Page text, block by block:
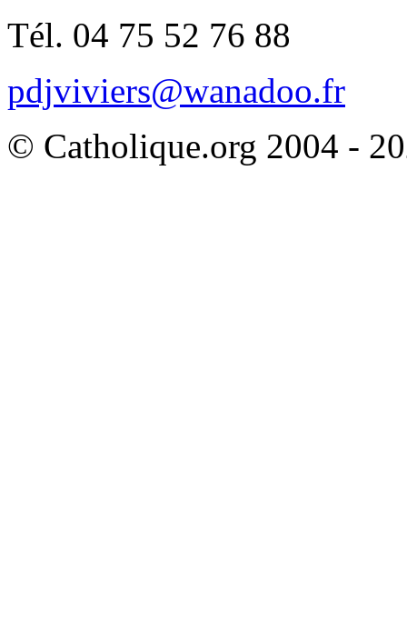
Tél. 04 75 52 76 88
pdjviviers@wanadoo.fr
© Catholique.org 2004 -